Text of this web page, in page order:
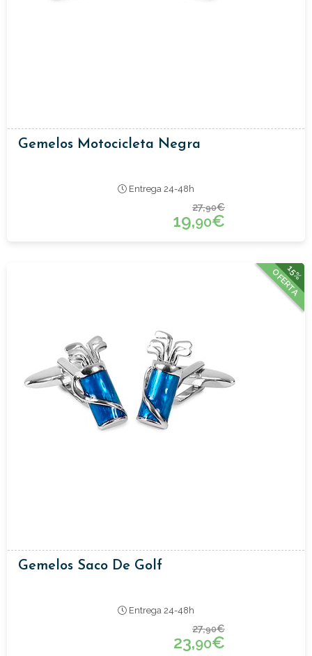
Gemelos Motocicleta Negra
Entrega 24-48h
27,90€
19,90€
15%
OFERTA
Gemelos Saco De Golf
Entrega 24-48h
27,90€
23,90€